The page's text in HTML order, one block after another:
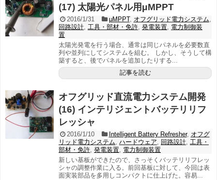
(17) 太陽光パネル用μMPPT
2016/1/31 μMPPT, オフグリッド電力システム,
回路設計, 工具・部材・免許, 発電装置, 電力制御装
置
太陽光発電を行う場合、通常は同じパネルを必要数直
列や並列にしてシステムを組む。 しかし、そうして構
築すると、後でパネルを追加したりする...
記事を読む
オフグリッド直流電力システム開発
(16) インテリジェントバッテリリフ
レッシャ
2016/1/10 Intelligent Battery Refresher, オフグ
リッド電力システム, ハードウェア, 回路設計, 工具・
部材・免許, 発電装置, 電力制御装置
新しい基板ができたので、さっそくバッテリリフレッ
シャの調整作業に入る。前回基板に対して、今回は表
面実装部品を多用しコンパクトに仕上げた。容易...